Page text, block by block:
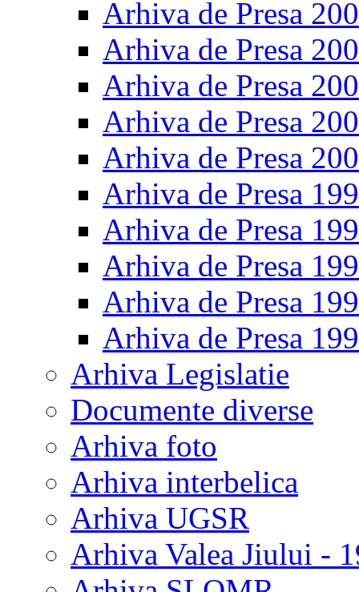
Arhiva de Presa
Arhiva de Presa
Arhiva de Presa
Arhiva de Presa
Arhiva de Presa
Arhiva de Presa
Arhiva de Presa
Arhiva de Presa
Arhiva de Presa
Arhiva de Presa
Arhiva Legislatie
Documente diverse
Arhiva foto
Arhiva interbelica
Arhiva UGSR
Arhiva Valea Jiului -